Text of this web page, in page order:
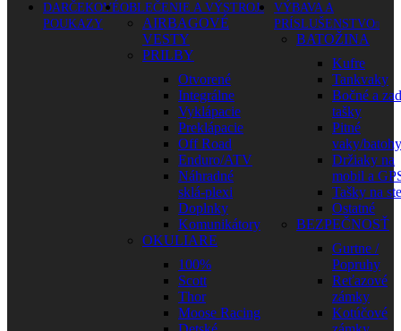
DARČEKOVÉ
POUKAZY
OBLEČENIE A VÝSTROJ
AIRBAGOVÉ
VESTY
PRILBY
Otvorené
Integrálne
Vyklápacie
Preklápacie
Off Road
Enduro/ATV
Náhradné
sklá-plexi
Doplnky
Komunikátory
OKULIARE
100%
Scott
Thor
Moose Racing
VÝBAVA A
PRÍSLUŠENSTVO
BATOŽINA
Kufre
Tankvaky
Bočné a
tašky
Pitné
vaky/batohy
Držiaky na
mobil a
Tašky na
Ostatné
BEZPEČNOSŤ
Gurtne /
Popruhy
Reťazové
zámky
Kotúčové